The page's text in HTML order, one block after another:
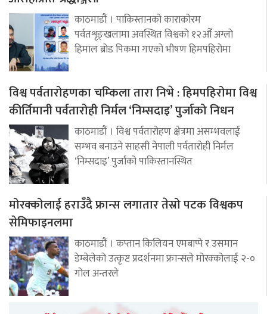
काठमाडौं । पाकिस्तानको काराकोरम
पर्वतशृङ्खलामा अवस्थित विश्वको १२औँ अग्लो
हिमाल ब्रोड पिकमा गएको भीषण हिमपहिरोमा
विश्व पर्वतारोहणका चम्किला तारा निभे : हिमपहिरोमा विश्व
कीर्तिमानी पर्वतारोही निर्मल ‘निम्सदाइ’ पुर्जाको निधन
काठमाडौं । विश्व पर्वतारोहण क्षेत्रमा असम्भवलाई
सम्भव बनाउने साहसी नेपाली पर्वतारोही निर्मल
‘निम्सदाइ’ पुर्जाको पाकिस्तानस्थित
मोरक्कोलाई हराउँदै फ्रान्स लगातार तेस्रो पटक विश्वकप
सेमिफाइनलमा
काठमाडौं । कप्तान किलियन एमबाप्पे र उसमान
डेम्बेलेको उत्कृष्ट प्रदर्शनमा फ्रान्सले मोरक्कोलाई २-०
गोल अन्तरले